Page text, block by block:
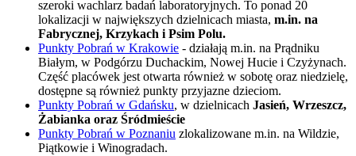
szeroki wachlarz badań laboratoryjnych. To ponad 20
lokalizacji w największych dzielnicach miasta, m.in. na
Fabrycznej, Krzykach i Psim Polu.
Punkty Pobrań w Krakowie - działają m.in. na Prądniku
Białym, w Podgórzu Duchackim, Nowej Hucie i Czyżynach.
Część placówek jest otwarta również w sobotę oraz niedzielę,
dostępne są również punkty przyjazne dzieciom.
Punkty Pobrań w Gdańsku, w dzielnicach Jasień, Wrzeszcz,
Żabianka oraz Śródmieście
Punkty Pobrań w Poznaniu zlokalizowane m.in. na Wildzie,
Piątkowie i Winogradach.